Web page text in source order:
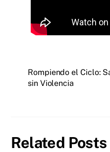
Rompiendo el Ciclo:
sin Violencia
Related Posts